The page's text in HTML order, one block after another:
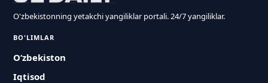
O'zbekistonning yetakchi yangiliklar portali. 24/7 yangiliklar.
BO'LIMLAR
O‘zbekiston
Iqtisod